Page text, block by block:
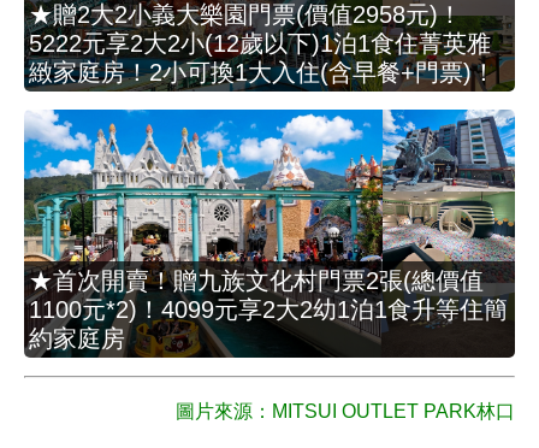
★贈2大2小義大樂園門票(價值2958元)！
5222元享2大2小(12歲以下)1泊1食住菁英雅
緻家庭房！2小可換1大入住(含早餐+門票)！
★首次開賣！贈九族文化村門票2張(總價值
1100元*2)！4099元享2大2幼1泊1食升等住簡
約家庭房
圖片來源： MITSUI OUTLET PARK林口